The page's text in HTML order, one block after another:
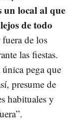
un local al que
de todo
fuera de los
las fiestas.
pega que
presume de
habituales y